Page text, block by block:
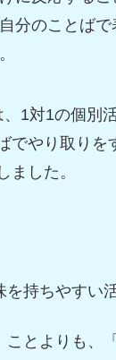
分のことば
1対1の個別
でやり取りを
ました。
を持ちやすい
ことよりも、